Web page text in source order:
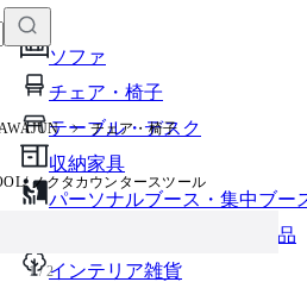
ソファ
チェア・椅子
テーブル・デスク
収納家具
パーソナルブース・集中ブー
オフィスアクセサリー・備品
インテリア雑貨
り付けて、カートに追加できます
チェア・椅子
ノクタカウンタースツール
1 / 2